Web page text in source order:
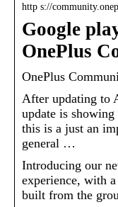
http s://
Google
OnePlus
OnePlus
After updating to
update is
this is a just an
general …
Introducing our
experience, with
built from the